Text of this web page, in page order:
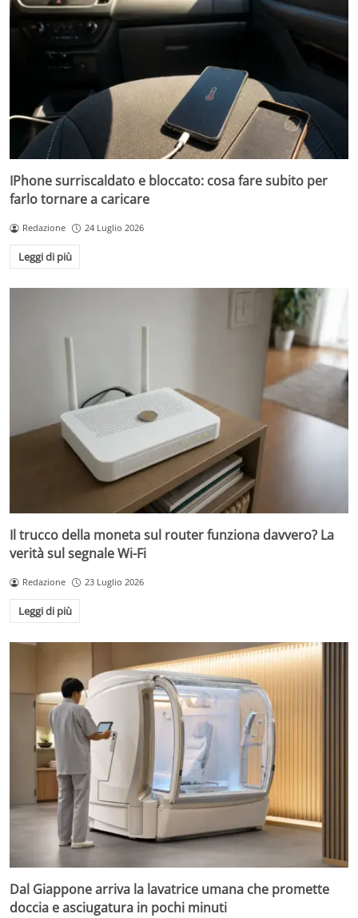
IPhone surriscaldato e bloccato: cosa fare subito per
farlo tornare a caricare
Redazione 24 Luglio 2026
Leggi di più
Il trucco della moneta sul router funziona davvero? La
verità sul segnale Wi-Fi
Redazione 23 Luglio 2026
Leggi di più
Dal Giappone arriva la lavatrice umana che promette
doccia e asciugatura in pochi minuti